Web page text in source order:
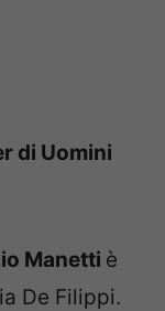
di Uomini
Manetti è
De Filippi.